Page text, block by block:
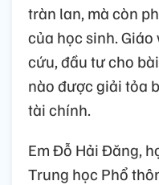
tràn lan, mà còn
của học sinh.
cứu, đầu tư cho
nào được giải tỏa
tài chính.
Em Đỗ Hải Đăng,
Trung học Phổ